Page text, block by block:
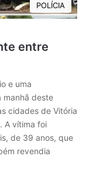
POLÍCIA
entre
e uma
manhã deste
cidades de Vitória
A vítima foi
de 39 anos, que
revendia